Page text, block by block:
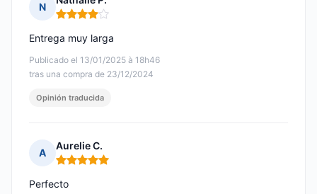
N
Nota: 4 de 5
Publicado el 13/01/2025 à 18h46
tras una compra de 23/12/2024
Entrega muy larga
Opinión traducida
A
Aurelie C.
Nota: 5 de 5
Perfecto